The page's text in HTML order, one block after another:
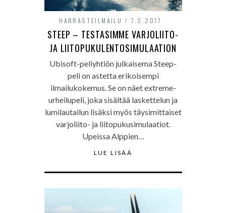
HARRASTEILMAILU 7.2.2017
STEEP – TESTASIMME VARJOLIITO-
JA LIITOPUKULENTOSIMULAATION
Ubisoft-peliyhtiön julkaisema Steep-
peli on astetta erikoisempi
ilmailukokemus. Se on näet extreme-
urheilupeli, joka sisältää laskettelun ja
lumilautailun lisäksi myös täysimittaiset
varjoliito- ja liitopukusimulaatiot.
Upeissa Alppien…
LUE LISÄÄ